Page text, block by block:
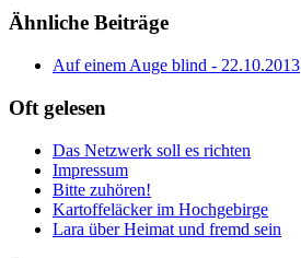
Ähnliche Beiträge
Auf einem Auge blind - 22.10.2013
Oft gelesen
Das Netzwerk soll es richten
Impressum
Bitte zuhören!
Kartoffeläcker im Hochgebirge
Lara über Heimat und fremd sein